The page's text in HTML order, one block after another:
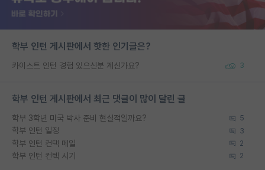
학부 인턴 게시판에서 핫한 인기글은?
카이스트 인턴 경험 있으신분 계신가요? 3
학부 인턴 게시판에서 최근 댓글이 많이 달린 글
학부 3학년 미국 박사 준비 현실적일까요? 5
학부 인턴 일정 3
학부 인턴 컨택 메일 2
학부 인턴 컨텍 시기 2